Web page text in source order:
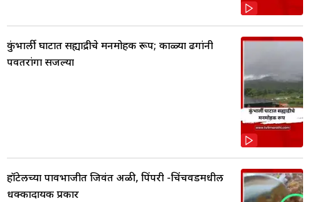
कुंभार्ली घाटात सह्याद्रीचे मनमोहक रूप; काळ्या ढगांनी
पर्वतरांगा सजल्या
हॉटेलच्या पावभाजीत जिवंत अळी, पिंपरी -चिंचवडमधील
धक्कादायक प्रकार